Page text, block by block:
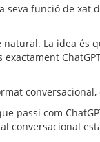
funció de xat
La idea
passi com
conversacional